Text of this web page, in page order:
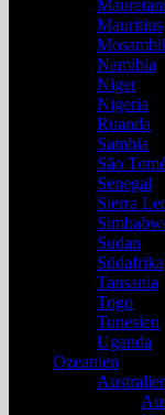
Mauritius
Namibia
Niger
Nigeria
Ruanda
Sambia
São
Senegal
Sierra
Sudan
Südafrika
Tansania
Togo
Tunesien
Uganda
Ozeanien